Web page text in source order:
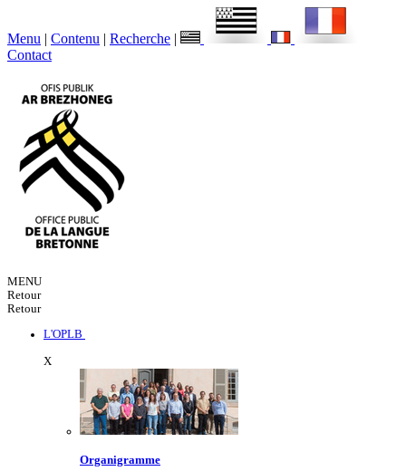
Menu | Contenu | Recherche |
Contact
MENU
Retour
Retour
L'OPLB
X
Organigramme